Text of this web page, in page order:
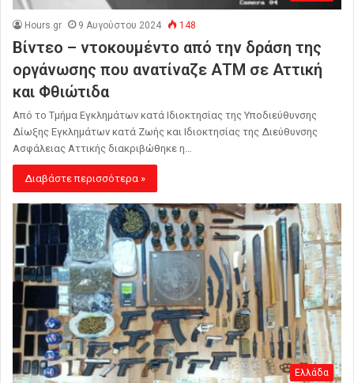
Hours.gr 9 Αυγούστου 2024 148
Βίντεο – ντοκουμέντο από την δράση της
οργάνωσης που ανατίναζε ΑΤΜ σε Αττική
και Φθιώτιδα
Από το Τμήμα Εγκλημάτων κατά Ιδιοκτησίας της Υποδιεύθυνσης
Δίωξης Εγκλημάτων κατά Ζωής και Ιδιοκτησίας της Διεύθυνσης
Ασφάλειας Αττικής διακριβώθηκε η…
Διαβάστε περισσότερα »
Ελλάδα